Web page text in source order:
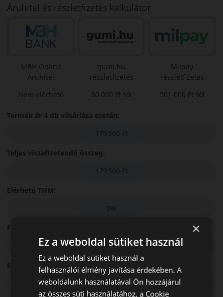
Áruhitel és részletfizetés kalkulátor
MBH Online
Áruhitel
Nem elérhető
gumi.hu
részletfizetés
80 000 Ft-tól
Milpay
részletfizetés
501 000 Ft-tól
Termék ár 4 db vásárlása esetén:
179 560 Ft
Teljes viszafizetendő összeg:
179 560 Ft
Elérhető THM:
0%
Futamidő:
3 hónap
Első részlet összege:
44 890 Ft
×
Ez a weboldal sütiket használ
Ez a weboldal sütiket használ a
felhasználói élmény javítása érdekében. A
weboldalunk használatával Ön hozzájárul
az összes süti használatához, a Cookie